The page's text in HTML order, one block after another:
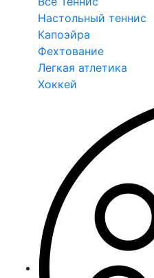
Настольный теннис
Капоэйра
Фехтование
Легкая атлетика
Хоккей